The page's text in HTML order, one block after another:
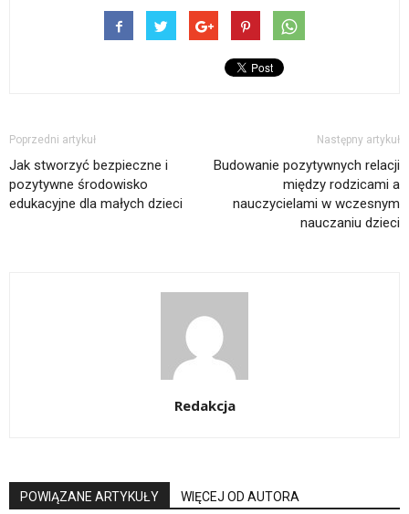
Poprzedni artykuł
Jak stworzyć bezpieczne i
pozytywne środowisko
edukacyjne dla małych dzieci
Następny artykuł
Budowanie pozytywnych relacji
między rodzicami a
nauczycielami w wczesnym
nauczaniu dzieci
Redakcja
POWIĄZANE ARTYKUŁY WIĘCEJ OD AUTORA